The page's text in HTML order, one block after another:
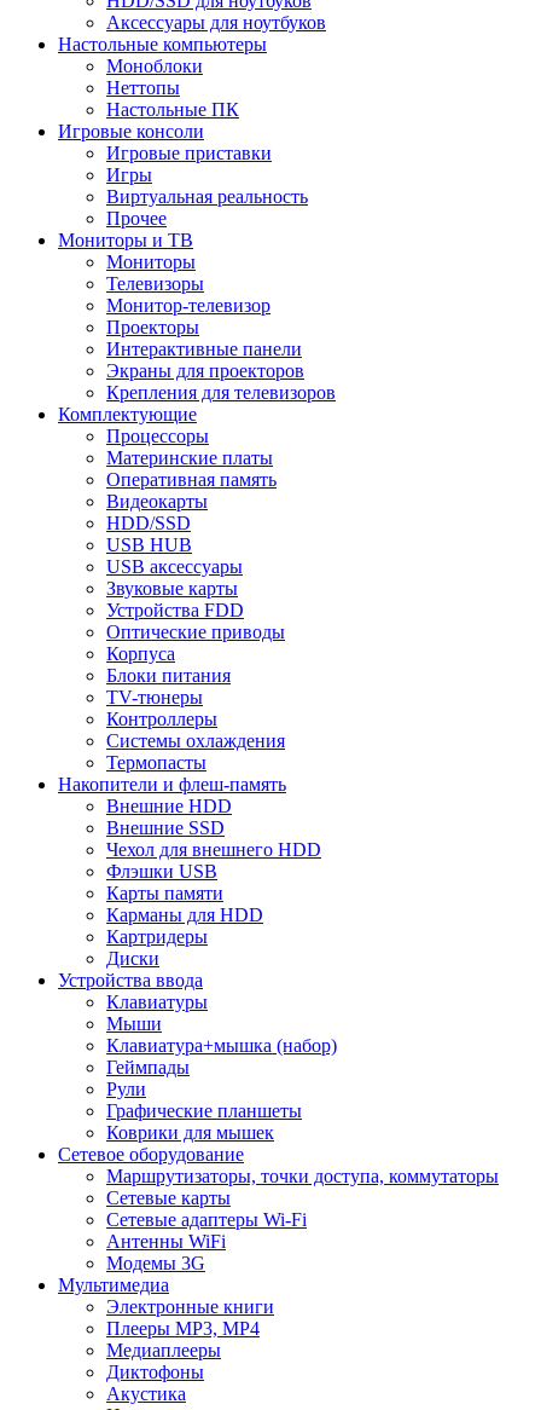
Аксессуары для ноутбуков
Настольные компьютеры
Моноблоки
Неттопы
Настольные ПК
Игровые консоли
Игровые приставки
Игры
Виртуальная реальность
Прочее
Мониторы и ТВ
Мониторы
Телевизоры
Монитор-телевизор
Проекторы
Интерактивные панели
Экраны для проекторов
Крепления для телевизоров
Комплектующие
Процессоры
Материнские платы
Оперативная память
Видеокарты
HDD/SSD
USB HUB
USB аксессуары
Звуковые карты
Устройства FDD
Оптические приводы
Корпуса
Блоки питания
TV-тюнеры
Контроллеры
Системы охлаждения
Термопасты
Накопители и флеш-память
Внешние HDD
Внешние SSD
Чехол для внешнего HDD
Флэшки USB
Карты памяти
Карманы для HDD
Картридеры
Диски
Устройства ввода
Клавиатуры
Мыши
Клавиатура+мышка (набор)
Геймпады
Рули
Графические планшеты
Коврики для мышек
Сетевое оборудование
Маршрутизаторы, точки доступа, коммутаторы
Сетевые карты
Сетевые адаптеры Wi-Fi
Антенны WiFi
Модемы 3G
Мультимедиа
Электронные книги
Плееры MP3, MP4
Медиаплееры
Диктофоны
Акустика